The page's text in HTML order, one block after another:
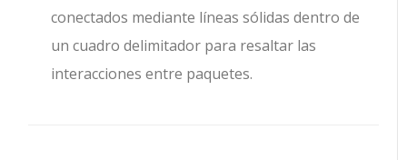
conectados mediante líneas sólidas dentro de
un cuadro delimitador para resaltar las
interacciones entre paquetes.